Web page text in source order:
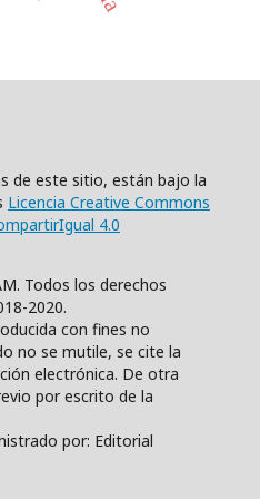
de este sitio, están bajo la
Licencia Creative Commons
4.0
Todos los derechos
2020.
con fines no
no se mutile, se cite la
electrónica. De otra
por escrito de la
por: Editorial